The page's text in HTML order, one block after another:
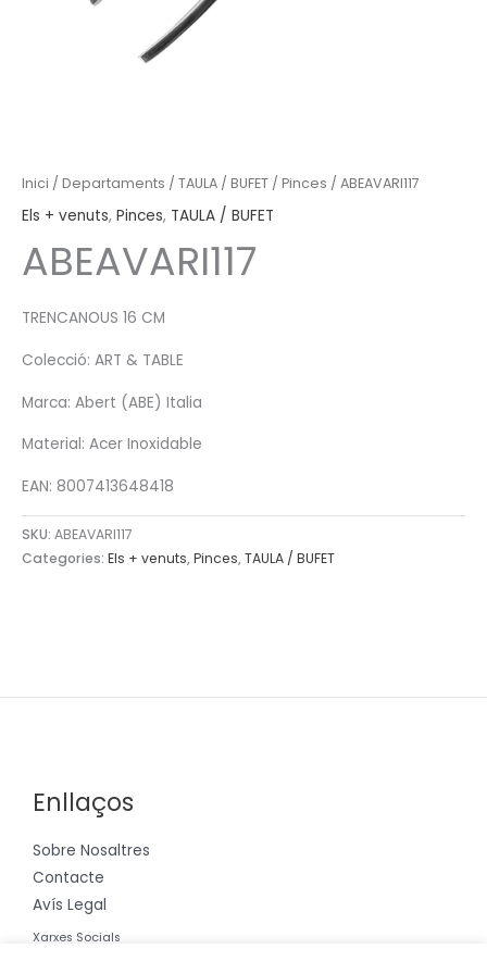
Inici / Departaments / TAULA / BUFET / Pinces / ABEAVARI117
Els + venuts, Pinces, TAULA / BUFET
ABEAVARI117
TRENCANOUS 16 CM
Colecció: ART & TABLE
Marca: Abert (ABE) Italia
Material: Acer Inoxidable
EAN: 8007413648418
SKU: ABEAVARI117
Categories: Els + venuts,Pinces,TAULA / BUFET
Enllaços
Sobre Nosaltres
Contacte
Avís Legal
Xarxes Socials